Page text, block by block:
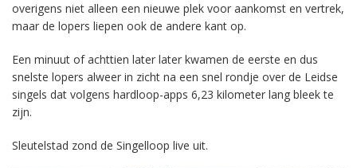
overigens niet alleen een nieuwe plek voor aankomst en vertrek,
maar de lopers liepen ook de andere kant op.
Een minuut of achttien later later kwamen de eerste en dus
snelste lopers alweer in zicht na een snel rondje over de Leidse
singels dat volgens hardloop-apps 6,23 kilometer lang bleek te
zijn.
Sleutelstad zond de Singelloop live uit.